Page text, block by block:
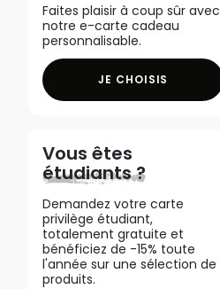
Faites plaisir à coup sûr avec
notre e-carte cadeau
personnalisable.
JE CHOISIS
Vous êtes
étudiants ?
Demandez votre carte
privilège étudiant,
totalement gratuite et
bénéficiez de -15% toute
l'année sur une sélection de
produits.